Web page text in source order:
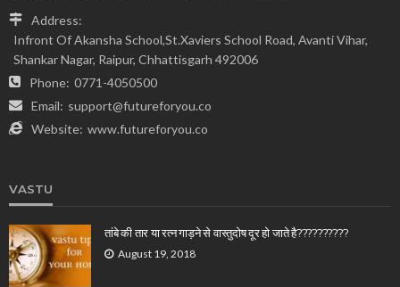
Address:
Infront Of Akansha School,St.Xaviers School Road, Avanti Vihar,
Shankar Nagar, Raipur, Chhattisgarh 492006
Phone: 0771-4050500
Email: support@futureforyou.co
Website: www.futureforyou.co
VASTU
तांबे की तार या रत्न गाड़ने से वास्तुदोष दूर हो जाते है??????????
August 19, 2018